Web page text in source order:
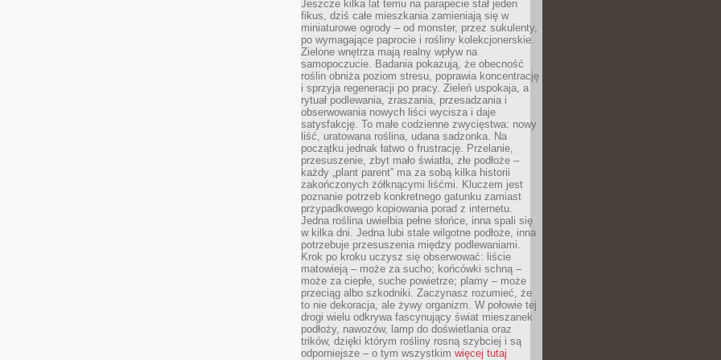
Jeszcze kilka lat temu na parapecie stał jeden
fikus, dziś całe mieszkania zamieniają się w
miniaturowe ogrody – od monster, przez sukulenty,
po wymagające paprocie i rośliny kolekcjonerskie.
Zielone wnętrza mają realny wpływ na
samopoczucie. Badania pokazują, że obecność
roślin obniża poziom stresu, poprawia koncentrację
i sprzyja regeneracji po pracy. Zieleń uspokaja, a
rytuał podlewania, zraszania, przesadzania i
obserwowania nowych liści wycisza i daje
satysfakcję. To małe codzienne zwycięstwa: nowy
liść, uratowana roślina, udana sadzonka. Na
początku jednak łatwo o frustrację. Przelanie,
przesuszenie, zbyt mało światła, złe podłoże –
każdy „plant parent” ma za sobą kilka historii
zakończonych żółknącymi liśćmi. Kluczem jest
poznanie potrzeb konkretnego gatunku zamiast
przypadkowego kopiowania porad z internetu.
Jedna roślina uwielbia pełne słońce, inna spali się
w kilka dni. Jedna lubi stale wilgotne podłoże, inna
potrzebuje przesuszenia między podlewaniami.
Krok po kroku uczysz się obserwować: liście
matowieją – może za sucho; końcówki schną –
może za ciepłe, suche powietrze; plamy – może
przeciąg albo szkodniki. Zaczynasz rozumieć, że
to nie dekoracja, ale żywy organizm. W połowie tej
drogi wielu odkrywa fascynujący świat mieszanek
podłoży, nawozów, lamp do doświetlania oraz
trików, dzięki którym rośliny rosną szybciej i są
odporniejsze – o tym wszystkim więcej tutaj